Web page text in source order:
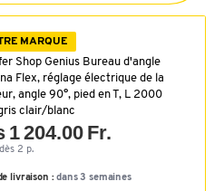
MARQUE
Shop Genius Bureau d'angle
Flex, réglage électrique de la
angle 90°, pied en T, L 2000
clair/blanc
1 204.00 Fr.
2 p.
livraison :dans 3 semaines